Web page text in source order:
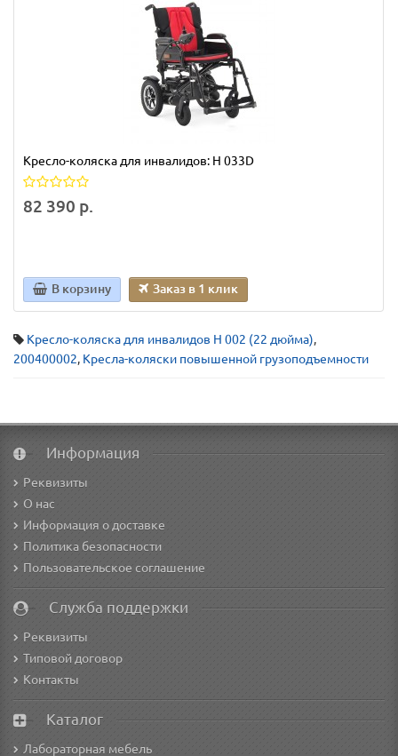
Кресло-коляска для инвалидов: H 033D
82 390 р.
В корзину Заказ в 1 клик
Кресло-коляска для инвалидов H 002 (22 дюйма),
200400002, Кресла-коляски повышенной грузоподъемности
Информация
Реквизиты
О нас
Информация о доставке
Политика безопасности
Пользовательское соглашение
Служба поддержки
Реквизиты
Типовой договор
Контакты
Каталог
Лабораторная мебель